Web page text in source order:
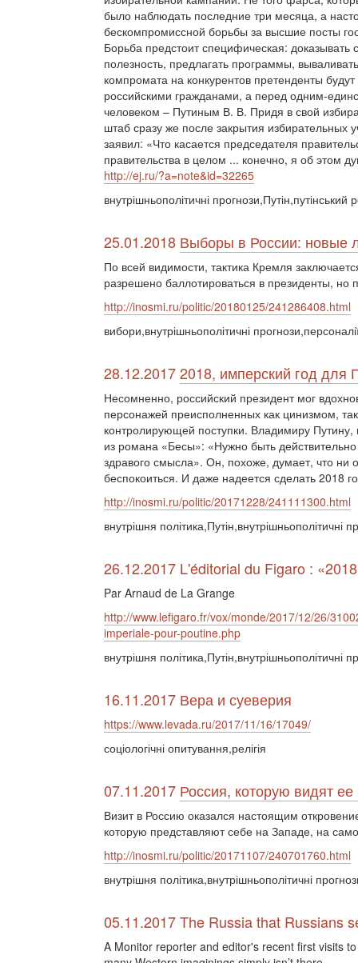
было наблюдать последние три месяца, а
бескомпромиссной борьбы за высшие посты
Борьба предстоит специфическая: доказывать
полезность, предлагать программы,
компромата на конкурентов претенденты
российскими гражданами, а перед одним-
человеком – Путиным В. В. Придя в свой
штаб сразу же после закрытия избирательных
заявил: «Что касается председателя
правительства в целом ... конечно, я об этом
http://ej.ru/?a=note&id=32265
внутрішньополітичні прогнози,Путін,путінський
25.01.2018 Выборы в России: новые
По всей видимости, тактика Кремля
разрешено баллотироваться в президенты, но
http://inosmi.ru/politic/20180125/241286408.html
вибори,внутрішньополітичні
28.12.20172018, имперский год для
Несомненно, российский президент мог
персонажей преисполненных как цинизмом,
контролирующей поступки. Владимиру Путину,
из романа «Бесы»: «Нужно быть
здравого смысла». Он, похоже, думает, что ни
беспокоиться. И даже надеется сделать 2018
http://inosmi.ru/politic/20171228/241111300.html
внутрішня політика,Путін,внутрішньополітичні
26.12.2017 L'éditorial du Figaro :
Par Arnaud de La Grange
http://www.lefigaro.fr/vox/monde/2017/12/26/
imperiale-pour-poutine.php
внутрішня політика,Путін,внутрішньополітичні
16.11.2017 Вера и суеверия
https://www.levada.ru/2017/11/16/17049/
соціологічні опитування,релігія
07.11.2017 Россия, которую видят
Визит в Россию оказался настоящим
которую представляют себе на Западе, на
http://inosmi.ru/politic/20171107/240701760.html
внутрішня політика,внутрішньополітичні
05.11.2017 The Russia that Russians
A Monitor reporter and editor's recent first visits